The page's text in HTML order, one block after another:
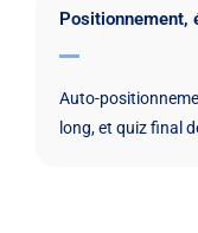
Positionnement,
Auto-
long, et quiz final